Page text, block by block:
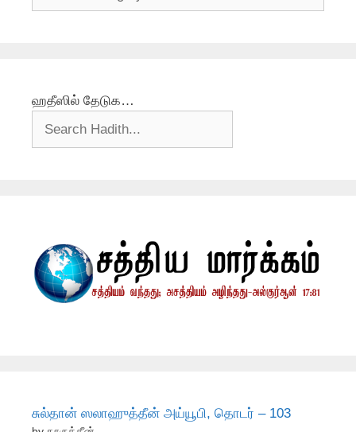
ஹதீஸில் தேடுக…
சுல்தான் ஸலாஹுத்தீன் அய்யூபி, தொடர் – 103